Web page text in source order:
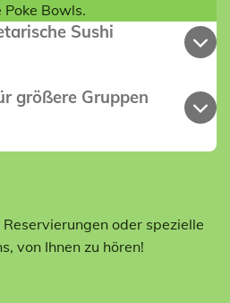
Poke Bowls.
Sushi
größere Gruppen
oder spezielle
von Ihnen zu hören!